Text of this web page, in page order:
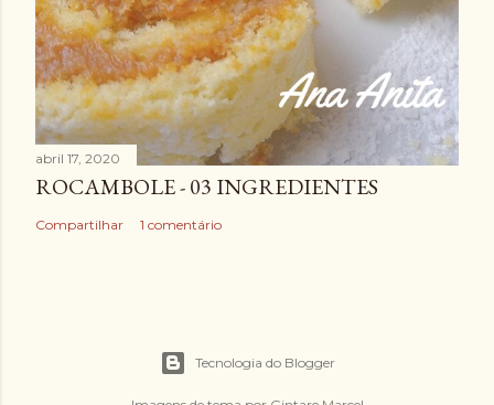
abril 17, 2020
ROCAMBOLE - 03 INGREDIENTES
Compartilhar 1 comentário
Tecnologia do Blogger